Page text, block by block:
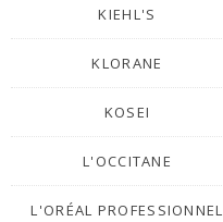
KIEHL'S
KLORANE
KOSEI
L'OCCITANE
L'ORÉAL PROFESSIONNEL